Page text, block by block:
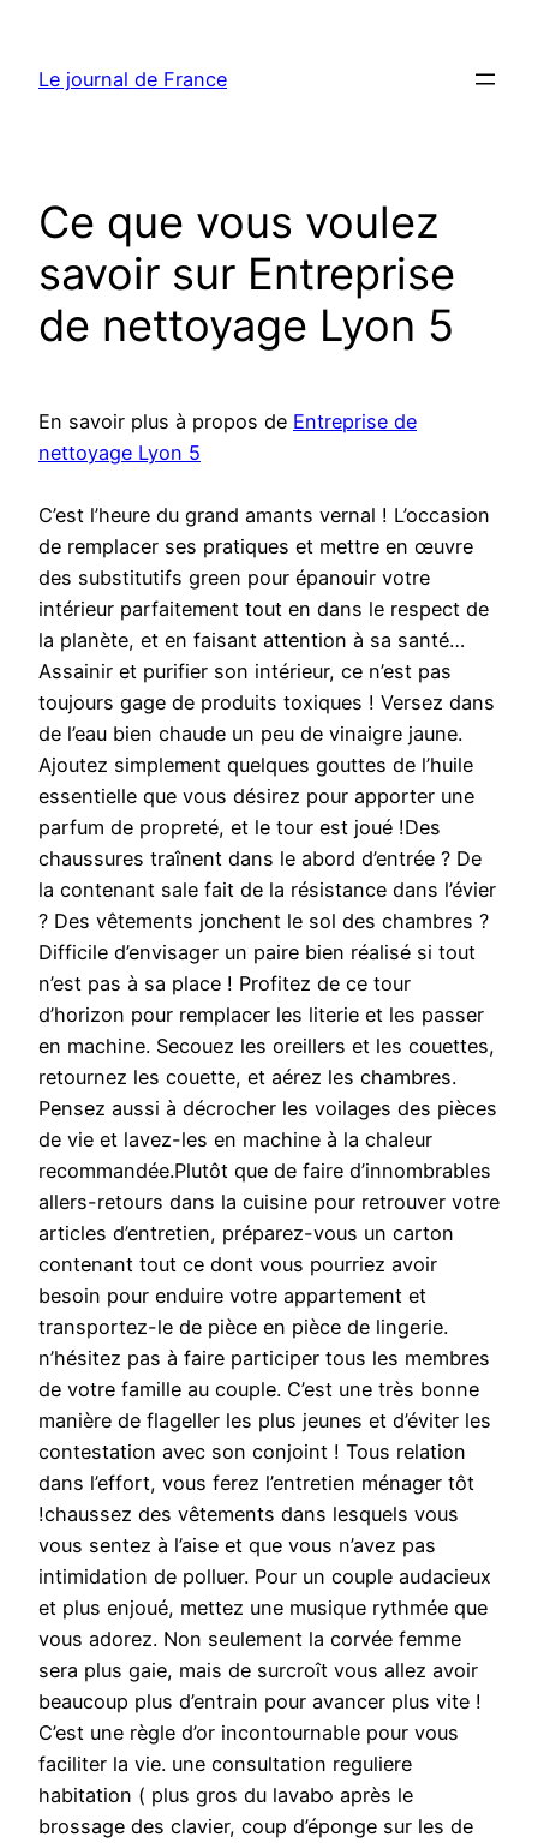
contenu
Le journal de France
Ce que vous voulez
savoir sur Entreprise
de nettoyage Lyon 5
En savoir plus à propos de Entreprise de
nettoyage Lyon 5
C’est l’heure du grand amants vernal ! L’occasion
de remplacer ses pratiques et mettre en œuvre
des substitutifs green pour épanouir votre
intérieur parfaitement tout en dans le respect de
la planète, et en faisant attention à sa santé…
Assainir et purifier son intérieur, ce n’est pas
toujours gage de produits toxiques ! Versez dans
de l’eau bien chaude un peu de vinaigre jaune.
Ajoutez simplement quelques gouttes de l’huile
essentielle que vous désirez pour apporter une
parfum de propreté, et le tour est joué !Des
chaussures traînent dans le abord d’entrée ? De
la contenant sale fait de la résistance dans l’évier
? Des vêtements jonchent le sol des chambres ?
Difficile d’envisager un paire bien réalisé si tout
n’est pas à sa place ! Profitez de ce tour
d’horizon pour remplacer les literie et les passer
en machine. Secouez les oreillers et les couettes,
retournez les couette, et aérez les chambres.
Pensez aussi à décrocher les voilages des pièces
de vie et lavez-les en machine à la chaleur
recommandée.Plutôt que de faire d’innombrables
allers-retours dans la cuisine pour retrouver votre
articles d’entretien, préparez-vous un carton
contenant tout ce dont vous pourriez avoir
besoin pour enduire votre appartement et
transportez-le de pièce en pièce de lingerie.
n’hésitez pas à faire participer tous les membres
de votre famille au couple. C’est une très bonne
manière de flageller les plus jeunes et d’éviter les
contestation avec son conjoint ! Tous relation
dans l’effort, vous ferez l’entretien ménager tôt
!chaussez des vêtements dans lesquels vous
vous sentez à l’aise et que vous n’avez pas
intimidation de polluer. Pour un couple audacieux
et plus enjoué, mettez une musique rythmée que
vous adorez. Non seulement la corvée femme
sera plus gaie, mais de surcroît vous allez avoir
beaucoup plus d’entrain pour avancer plus vite !
C’est une règle d’or incontournable pour vous
faciliter la vie. une consultation reguliere
habitation ( plus gros du lavabo après le
brossage des clavier, coup d’éponge sur les de